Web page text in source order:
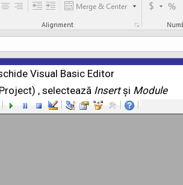
Visual Basic Editor
, selectează Insertși Module